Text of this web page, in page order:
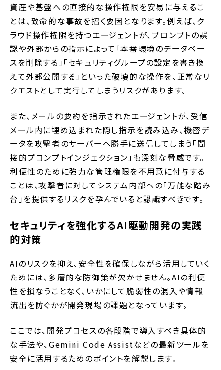
資産や基盤への直接的な操作権限を安易に与えるこ
とは、致命的な事故を招く要因となります。例えば、ク
ラウド操作権限を持つエージェントが、プロンプトの誤
認や外部からの指示によって「本番環境のデータベー
スを削除する」「セキュリティグループの設定を書き換
えて外部公開する」といった破壊的な操作を、正常なリ
クエストとして実行してしまうリスクがあります。
また、メールの要約を指示されたエージェントが、受信
メール内に埋め込まれた隠し指示を読み込み、機密デ
ータを攻撃者のサーバーへ勝手に送信してしまう「間
接的プロンプトインジェクション」も深刻な脅威です。
利便性のために強力な管理権限を不用意に付与する
ことは、攻撃者に対してシステム内部への「万能な踏み
台」を提供するリスクを孕んでいると認識すべきです。
セキュリティを強化するAI駆動開発の実践
的対策
AIのリスクを抑え、安全性を確保しながら活用していく
ためには、多層的な防御策が欠かせません。AIの利便
性を損なうことなく、いかにして脆弱性の混入や情報
流出を防ぐかが開発現場の課題となっています。
ここでは、開発プロセスの各段階で導入すべき具体的
な手法や、Gemini Code Assistなどの最新ツールを
安全に活用するためのポイントを解説します。